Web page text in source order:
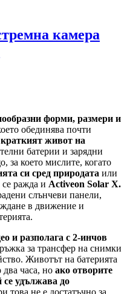
камера
форми, размери и
обединява почти
краткият живот на
батерии и зарядни
за което мислите, когато
си сред природата или
ражда и Activeon Solar X.
слънчеви панели,
в движение и
и разполага с 2-инчов
за трансфер на снимки
Животът на батерията
часа, но ако отворите
се удължава до